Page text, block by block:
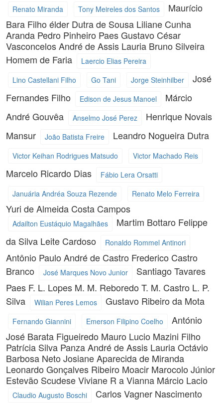
Renato Miranda
Tony Meireles dos Santos
Maurício
Bara Filho élder Dutra de Sousa Liliane Cunha
Aranda Pedro Pinheiro PaesGustavo César
VasconcelosAndré de Assis Lauria Bruno Silveira
Homem de Faria
Laercio Elias Pereira
Lino Castellani Filho
Go Tani Jorge Steinhilber
José
Fernandes Filho
Edison de Jesus Manoel
Márcio
André Gouvêa
Anselmo José Perez
Henrique Novais
Mansur
João Batista Freire Leandro Nogueira Dutra
Victor Keihan Rodrigues Matsudo Victor Machado Reis
Marcelo Ricardo Dias
Fábio Lera Orsatti
Januária Andréa Souza Rezende
Renato Melo Ferreira
Yuri de Almeida Costa Campos
Adailton Eustáquio Magalhães Martim Bottaro Felippe
da Silva Leite Cardoso
Ronaldo Rommel Antinori
Antônio Paulo André de Castro Frederico Castro
Branco
José Marques Novo Junior
Santiago Tavares
Paes F. L. Lopes M. M. Reboredo T. M. Castro L. P.
Silva
Wilian Peres Lemos Gustavo Ribeiro da Mota
Fernando Giannini Emerson Filipino Coelho
António
José Barata Figueiredo Mauro Lucio Mazini Filho
Patrícia Silva PanzaAndré de Assis LauriaOctávio
Barbosa Neto Josiane Aparecida de Miranda
Leonardo Gonçalves Ribeiro Moacir Marocolo Júnior
Estevão ScudeseViviane R a Vianna Márcio Lacio
Claudio Augusto Boschi
Carlos Vagner Nascimento